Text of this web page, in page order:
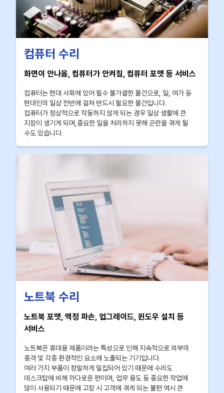
컴퓨터 수리
화면이 안나옴, 컴퓨터가 안켜짐, 컴퓨터 포맷 등 서비스
컴퓨터는 현대 사회에 있어 필수 불가결한 물건으로, 일, 여가 등
현대인의 일상 전반에 걸쳐 반드시 필요한 물건입니다.
컴퓨터가 정상적으로 작동하지 않게 되는 경우 일상 생활에 큰
지장이 생기게 되며,중요한 일을 처리하지 못해 곤란을 겪게 될
수도 있습니다.
노트북 수리
노트북 포맷, 액정 파손, 업그레이드, 윈도우 설치 등
서비스
노트북은 휴대용 제품이라는 특성으로 인해 지속적으로 외부의
충격 및 각종 환경적인 요소에 노출되는 기기입니다.
여러 가지 부품이 정밀하게 밀집되어 있기 때문에 수리도
데스크탑에 비해 까다로운 편이며, 업무 용도 등 중요한 작업에
많이 사용되기 때문에 고장 시 고객에 겪게 되는 불편 역시 큰